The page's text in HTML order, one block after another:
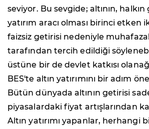
seviyor. Bu sevgide; altının,
yatırım aracı olması birinci etken
faizsiz getirisi nedeniyle
tarafından tercih edildiği
üstüne bir de devlet katkısı
BES'te altın yatırımını bir adım
Bütün dünyada altının getirisi
piyasalardaki fiyat artışlarından
Altın yatırımı yapanlar, herhangi